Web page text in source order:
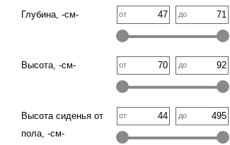
Глубина, -см- от до
Высота, -см- от до
Высота сиденья от
пола, -см-
от до